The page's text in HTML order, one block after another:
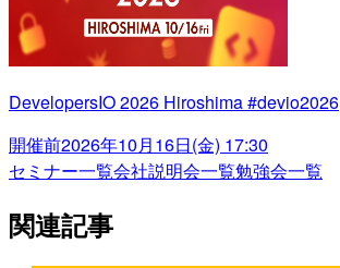
DevelopersIO 2026 Hiroshima #devio2026
開催前2026年10月16日(金) 17:30
セミナー一覧会社説明会一覧勉強会一覧
関連記事